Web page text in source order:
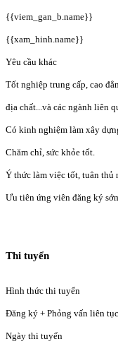
{{viem_gan_b.name}}
{{xam_hinh.name}}
Yêu cầu khác
Tốt nghiệp trung cấp, cao
địa chất...và các ngành liên
Có kinh nghiệm làm xây
Chăm chỉ, sức khỏe tốt.
Ý thức làm việc tốt, tuân thủ
Ưu tiên ứng viên đăng ký
Thi tuyển
Hình thức thi tuyển
Đăng ký + Phỏng vấn liên
Ngày thi tuyển